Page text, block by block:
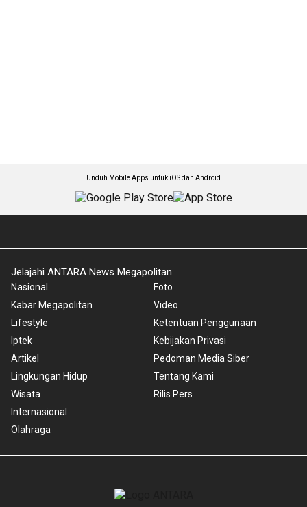
Unduh Mobile Apps untuk iOS dan Android
Jelajahi ANTARA News Megapolitan
Nasional
Kabar Megapolitan
Lifestyle
Iptek
Artikel
Lingkungan Hidup
Wisata
Internasional
Olahraga
Foto
Video
Ketentuan Penggunaan
Kebijakan Privasi
Pedoman Media Siber
Tentang Kami
Rilis Pers